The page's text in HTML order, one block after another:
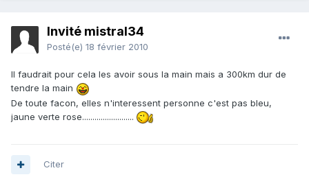
Invité mistral34
Posté(e) 18 février 2010
Il faudrait pour cela les avoir sous la main mais a 300km dur de
tendre la main
De toute facon, elles n'interessent personne c'est pas bleu,
jaune verte rose.........................
Citer